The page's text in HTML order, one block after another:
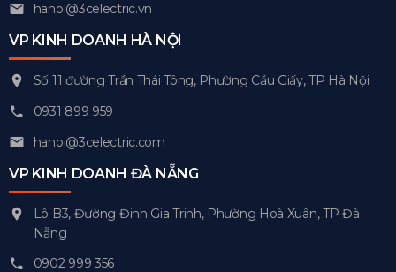
hanoi@3celectric.vn
VP KINH DOANH HÀ NỘI
Số 11 đường Trần Thái Tông, Phường Cầu Giấy, TP Hà Nội
0931 899 959
hanoi@3celectric.com
VP KINH DOANH ĐÀ NẴNG
Lô B3, Đường Đinh Gia Trinh, Phường Hoà Xuân, TP Đà
Nẵng
0902 999 356